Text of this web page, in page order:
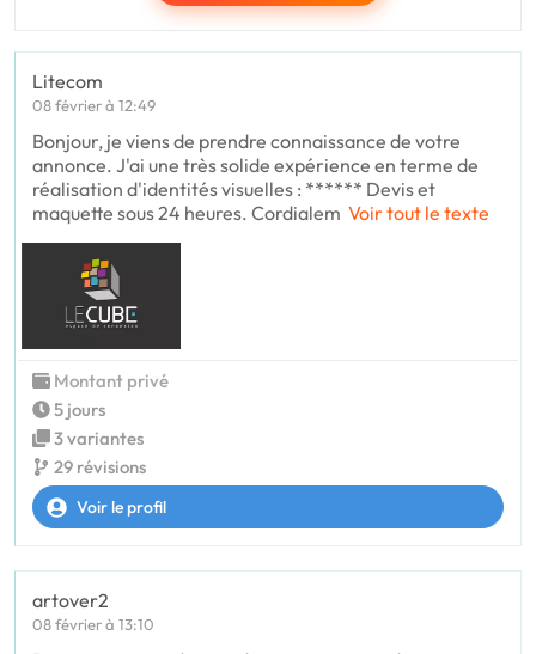
Litecom
08 février à 12:49
Bonjour, je viens de prendre connaissance de votre
annonce. J'ai une très solide expérience en terme de
réalisation d'identités visuelles : ****** Devis et
maquette sous 24 heures. Cordialem Voir tout le texte
Montant privé
5 jours
3 variantes
29 révisions
Voir le profil
artover2
08 février à 13:10